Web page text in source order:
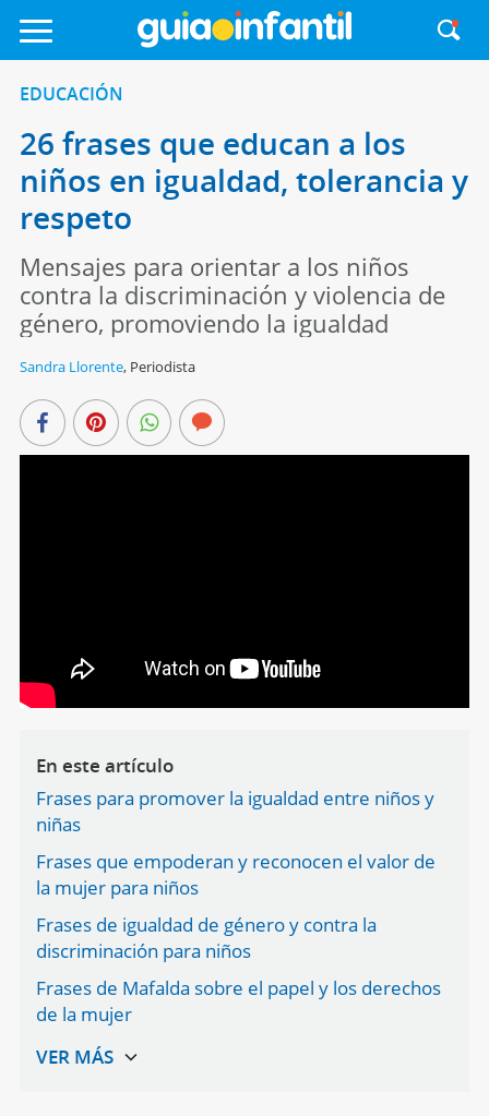
EDUCACIÓN
26 frases que educan a los
niños en igualdad, tolerancia y
respeto
Mensajes para orientar a los niños
contra la discriminación y violencia de
género, promoviendo la igualdad
Sandra Llorente, Periodista
En este artículo
Frases para promover la igualdad entre niños y
niñas
Frases que empoderan y reconocen el valor de
la mujer para niños
Frases de igualdad de género y contra la
discriminación para niños
Frases de Mafalda sobre el papel y los derechos
de la mujer